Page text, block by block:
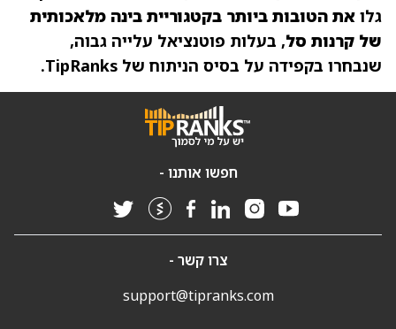
גלו את הטובות ביותר בקטגוריית בינה מלאכותית
של קרנות סל, בעלות פוטנציאל עלייה גבוה,
שנבחרו בקפידה על בסיס הניתוח של TipRanks.
חפשו אותנו -
צרו קשר -
support@tipranks.com